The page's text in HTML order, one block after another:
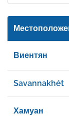
Виентян
Savannakhét
Хамуан